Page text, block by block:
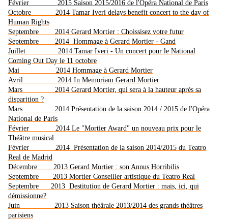
Février 2015 Saison 2015/2016 de l'Opéra National de Paris
Octobre 2014 Tamar Iveri delays benefit concert to the day of
Human Rights
Septembre 2014 Gerard Mortier : Choissisez votre futur
Septembre 2014 Hommage à Gerard Mortier - Gand
Juillet 2014 Tamar Iveri - Un concert pour le National
Coming Out Day le 11 octobre
Mai 2014 Hommage à Gerard Mortier
Avril 2014 In Memoriam Gerard Mortier
Mars 2014 Gerard Mortier, qui sera à la hauteur après sa
disparition ?
Mars 2014 Présentation de la saison 2014 / 2015 de l'Opéra
National de Paris
Février 2014 Le "Mortier Award" un nouveau prix pour le
Théâtre musical
Février 2014 Présentation de la saison 2014/2015 du Teatro
Real de Madrid
Décembre 2013 Gerard Mortier : son Annus Horribilis
Septembre 2013 Mortier Conseiller artistique du Teatro Real
Septembre 2013 Destitution de Gerard Mortier : mais, ici, qui
démissionne?
Juin 2013 Saison théârale 2013/2014 des grands théâtres
parisiens